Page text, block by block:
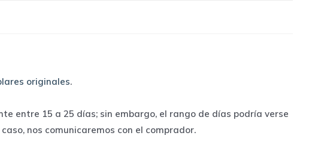
originales.
entre 15 a 25 días; sin embargo, el rango de días podría verse
nos comunicaremos con el comprador.